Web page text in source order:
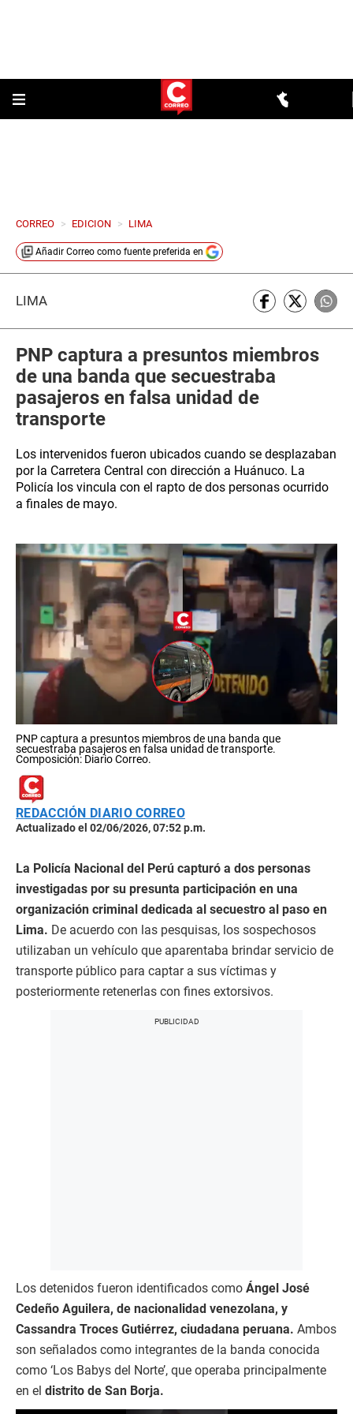
CORREO > EDICION > LIMA
Añadir Correo como fuente preferida en
LIMA
PNP captura a presuntos miembros
de una banda que secuestraba
pasajeros en falsa unidad de
transporte
Los intervenidos fueron ubicados cuando se desplazaban
por la Carretera Central con dirección a Huánuco. La
Policía los vincula con el rapto de dos personas ocurrido
a finales de mayo.
PNP captura a presuntos miembros de una banda que
secuestraba pasajeros en falsa unidad de transporte.
Composición: Diario Correo.
REDACCIÓN DIARIO CORREO
Actualizado el 02/06/2026, 07:52 p.m.
La Policía Nacional del Perú capturó a dos personas
investigadas por su presunta participación en una
organización criminal dedicada al secuestro al paso en
Lima. De acuerdo con las pesquisas, los sospechosos
utilizaban un vehículo que aparentaba brindar servicio de
transporte público para captar a sus víctimas y
posteriormente retenerlas con fines extorsivos.
Los detenidos fueron identificados como Ángel José
Cedeño Aguilera, de nacionalidad venezolana, y
Cassandra Troces Gutiérrez, ciudadana peruana. Ambos
son señalados como integrantes de la banda conocida
como ‘Los Babys del Norte’, que operaba principalmente
en el distrito de San Borja.